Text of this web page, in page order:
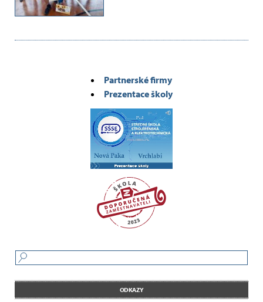
Partnerské firmy
Prezentace školy
ODKAZY